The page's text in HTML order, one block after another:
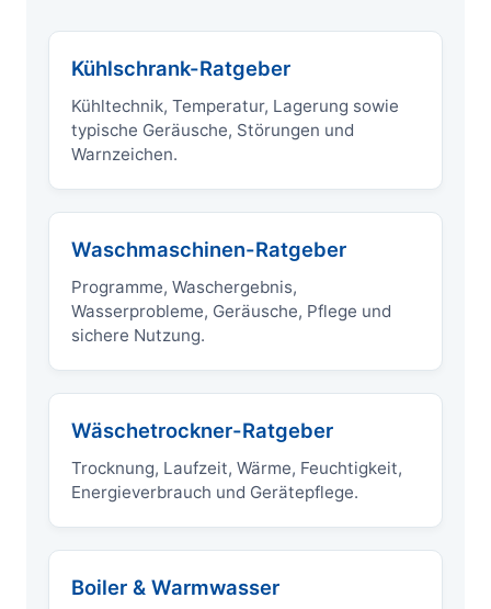
Kühlschrank-Ratgeber
Kühltechnik, Temperatur, Lagerung sowie
typische Geräusche, Störungen und
Warnzeichen.
Waschmaschinen-Ratgeber
Programme, Waschergebnis,
Wasserprobleme, Geräusche, Pflege und
sichere Nutzung.
Wäschetrockner-Ratgeber
Trocknung, Laufzeit, Wärme, Feuchtigkeit,
Energieverbrauch und Gerätepflege.
Boiler & Warmwasser